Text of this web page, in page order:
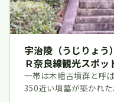
宇治陵（うじりょう
Ｒ奈良線観光スポッ
一帯は木幡古墳群と呼
350近い墳墓が築かれ